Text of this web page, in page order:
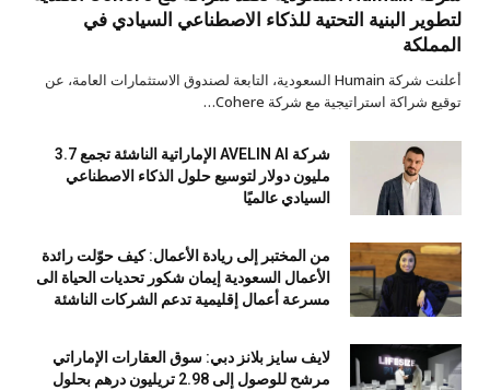
لتطوير البنية التحتية للذكاء الاصطناعي السيادي في
المملكة
أعلنت شركة Humain السعودية، التابعة لصندوق الاستثمارات العامة، عن
توقيع شراكة استراتيجية مع شركة Cohere…
شركة AVELIN AI الإماراتية الناشئة تجمع 3.7
مليون دولار لتوسيع حلول الذكاء الاصطناعي
السيادي عالميًا
من المختبر إلى ريادة الأعمال: كيف حوّلت رائدة
الأعمال السعودية إيمان شكور تحديات الحياة الى
مسرعة أعمال إقليمية تدعم الشركات الناشئة
لايف سايز بلانز دبي: سوق العقارات الإماراتي
مرشح للوصول إلى 2.98 تريليون درهم بحلول